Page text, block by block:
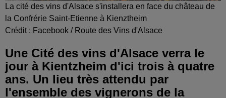
La cité des vins d'Alsace s'installera en face du château de
la Confrérie Saint-Etienne à Kienztheim
Crédit : Facebook / Route des Vins d'Alsace
Une Cité des vins d'Alsace verra le
jour à Kientzheim d'ici trois à quatre
ans. Un lieu très attendu par
l'ensemble des vignerons de la